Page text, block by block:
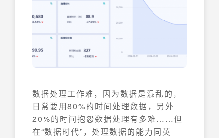
数据处理工作难，因为数据是混乱的，
日常要用80%的时间处理数据，另外
20%的时间抱怨数据处理有多难……但
在“数据时代”，处理数据的能力同英